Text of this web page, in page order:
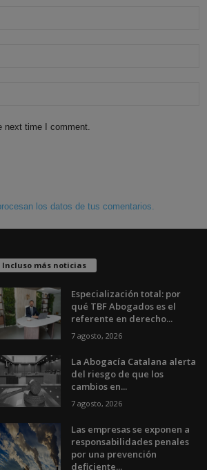
next time I comment.
los datos de tus comentarios.
Incluso más noticias
Especialización total: por
qué TBF Abogados es el
referente en derecho...
7 agosto, 2026
La Abogacía Catalana alerta
del riesgo de que los
cambios en...
7 agosto, 2026
Las empresas se exponen a
responsabilidades penales
por una prevención
deficiente...